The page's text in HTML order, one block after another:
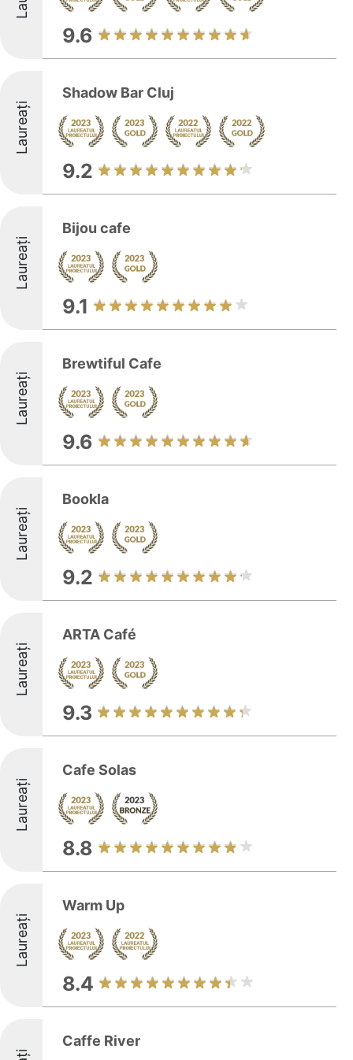
9.6
Laureați
Shadow Bar Cluj
9.2
Laureați
Bijou cafe
9.1
Laureați
Brewtiful Cafe
9.6
Laureați
Bookla
9.2
Laureați
ARTA Café
9.3
Laureați
Cafe Solas
8.8
Laureați
Warm Up
8.4
Caffe River